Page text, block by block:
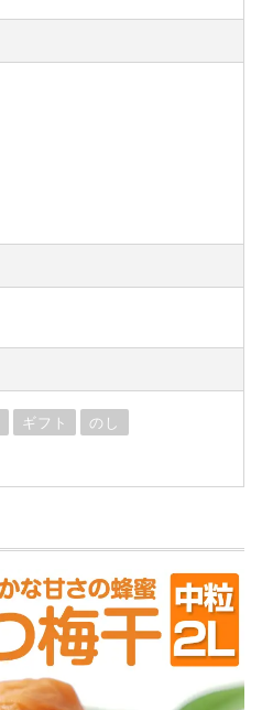
ギフト のし